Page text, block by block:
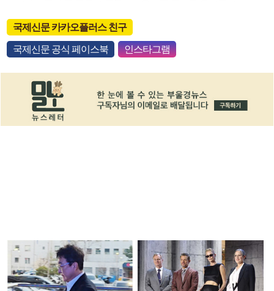
국제신문 카카오플러스 친구
국제신문 공식 페이스북 인스타그램